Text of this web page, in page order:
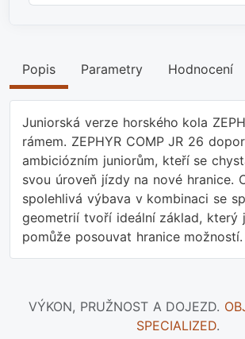
Popis Parametry Hodnocení
Juniorská verze horského kola
rámem. ZEPHYR COMP JR 26
ambiciózním juniorům, kteří se
svou úroveň jízdy na nové hranice.
spolehlivá výbava v kombinaci se
geometrií tvoří ideální základ, který
pomůže posouvat hranice možností.
VÝKON, PRUŽNOST A DOJEZD.
SPECIALIZED.